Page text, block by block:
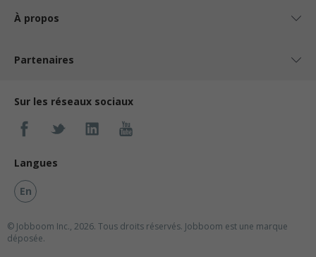
À propos
Partenaires
Sur les réseaux sociaux
Langues
En
© Jobboom Inc., 2026. Tous droits réservés. Jobboom est une marque
déposée.